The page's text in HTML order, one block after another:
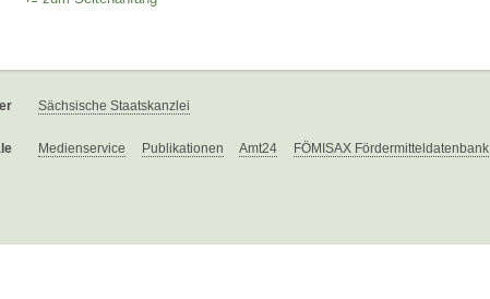
Sächsische Staatskanzlei
Medienservice Publikationen Amt24 FÖMISAX Fördermitteldatenbank